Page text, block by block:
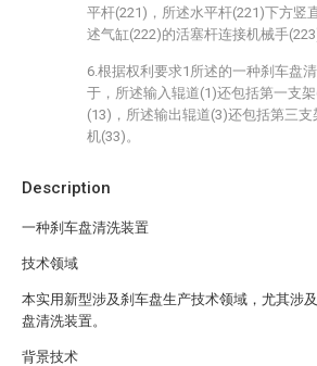
Description
一种刹车盘清洗装置
技术领域
本实用新型涉及刹车盘生产技术领域，尤其涉
盘清洗装置。
背景技术
平杆(221)，所述水平杆(221)下方竖
述气缸(222)的活塞杆连接机械手(223)
6.根据权利要求1所述的一种刹车盘
于，所述输入辊道(1)还包括第一支
(13)，所述输出辊道(3)还包括第三
机(33)。